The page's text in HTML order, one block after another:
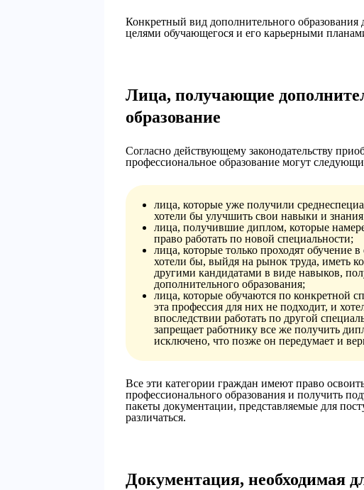
Конкретный вид дополнительного образования
целями обучающегося и его карьерными
Лица, получающие
образование
Согласно действующему законодательству
профессиональное образование могут
лица, которые уже получили
хотели бы улучшить свои навыки и
лица, получившие диплом, которые
право работать по новой специальности;
лица, которые только проходят обучение
хотели бы, выйдя на рынок труда, иметь
другими кандидатами в виде навыков,
дополнительного образования;
лица, которые обучаются по конкретной
эта профессия для них не подходит, и
впоследствии работать по другой
запрещает работнику все же получить
исключено, что позже он передумает и
Все эти категории граждан имеют право
профессионального образования и получить
пакеты документации, представляемые для
различаться.
Документация, необходимая